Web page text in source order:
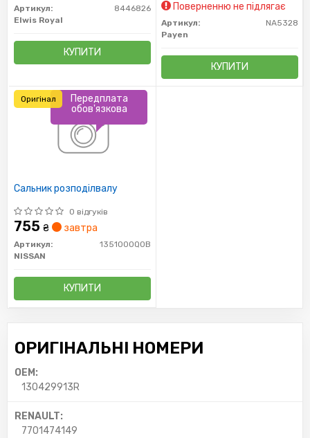
Артикул:
8446826
Elwis Royal
КУПИТИ
Поверненню не підлягає
Артикул:
NA5328
Payen
КУПИТИ
Сальник розподілвалу
0 відгуків
755 ₴ завтра
Артикул:
1351000Q0B
NISSAN
КУПИТИ
Передплата
обов'язкова
Оригінал
ОРИГІНАЛЬНІ НОМЕРИ
OEM:
130429913R
RENAULT:
7701474149